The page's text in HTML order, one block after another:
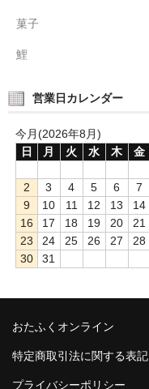
菓子
鯉
営業日カレンダー
今月(2026年8月)
日
月 火 水 木 金
2
3 4 5 6 7
9
10 11 12 13 14
16
17 18 19 20 21
23
24 25 26 27 28
30
31
おたふくオンライン
特定商取引法に関する表記
プライバシーポリシー